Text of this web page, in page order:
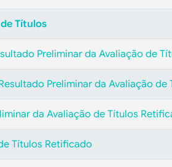
Títulos
Preliminar da Avaliação de
Preliminar da Avaliação de
da Avaliação de Títulos
Títulos Retificado